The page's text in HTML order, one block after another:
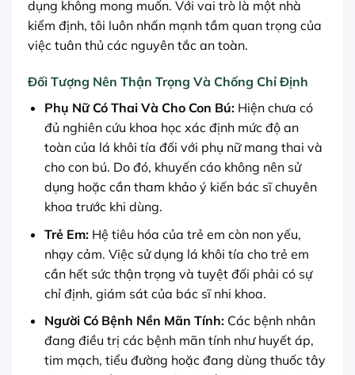
dụng không mong muốn. Với vai trò là một nhà
kiểm định, tôi luôn nhấn mạnh tầm quan trọng của
việc tuân thủ các nguyên tắc an toàn.
Đối Tượng Nên Thận Trọng Và Chống Chỉ Định
Phụ Nữ Có Thai Và Cho Con Bú:Hiện chưa có
đủ nghiên cứu khoa học xác định mức độ an
toàn của lá khôi tía đối với phụ nữ mang thai và
cho con bú. Do đó, khuyến cáo không nên sử
dụng hoặc cần tham khảo ý kiến bác sĩ chuyên
khoa trước khi dùng.
Trẻ Em:Hệ tiêu hóa của trẻ em còn non yếu,
nhạy cảm. Việc sử dụng lá khôi tía cho trẻ em
cần hết sức thận trọng và tuyệt đối phải có sự
chỉ định, giám sát của bác sĩ nhi khoa.
Người Có Bệnh Nền Mãn Tính:Các bệnh nhân
đang điều trị các bệnh mãn tính như huyết áp,
tim mạch, tiểu đường hoặc đang dùng thuốc tây